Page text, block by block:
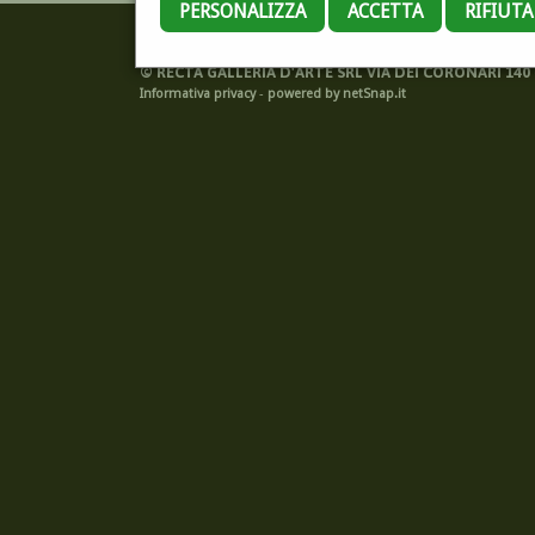
PERSONALIZZA ACCETTA
©RECTA GALLERIA D'ARTE SRL VIA DEI CORONARI
Informativa privacy- powered by netSnap.it